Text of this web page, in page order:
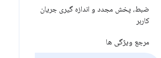
ضبط، پخش مجدد و اندازه گیری جریان
کاربر
مرجع ویژگی ها